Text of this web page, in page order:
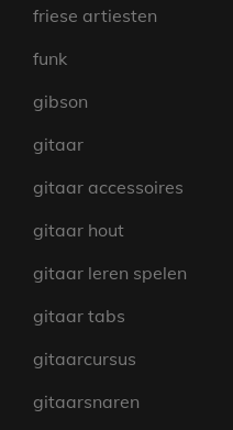
friese artiesten
funk
gibson
gitaar
gitaar accessoires
gitaar hout
gitaar leren spelen
gitaar tabs
gitaarcursus
gitaarsnaren